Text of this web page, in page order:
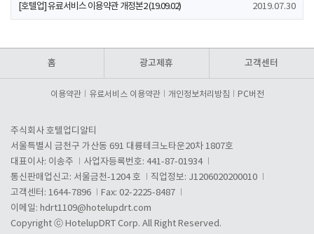
[호텔업] 유료서비스 이용약관 개정본2 (19.09.02) 2019.07.30
홈 광고제휴 고객센터
이용약관 유료서비스 이용약관 개인정보처리방침 PC버전
주식회사 호텔업디알티
서울특별시 금천구 가산동 691 대륭테크노타운20차 1807호
대표이사: 이송주
사업자등록번호: 441-87-01934
통신판매업신고: 서울금천-1204 호
직업정보: J1206020200010
고객센터: 1644-7896
Fax: 02-2225-8487
이메일: hdrt1109@hotelupdrt.com
Copyright ⓒ HotelupDRT Corp. All Right Reserved.